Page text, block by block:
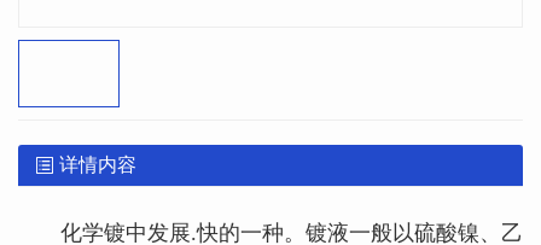
详情内容
化学镀中发展.快的一种。镀液一般以硫酸镍、乙